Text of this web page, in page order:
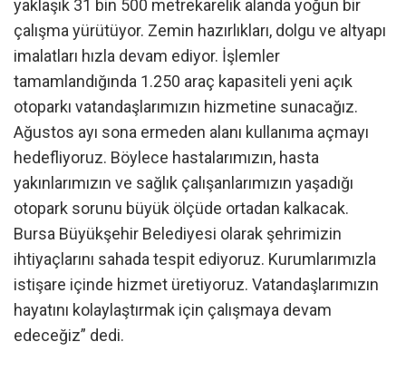
yaklaşık 31 bin 500 metrekarelik alanda yoğun bir
çalışma yürütüyor. Zemin hazırlıkları, dolgu ve altyapı
imalatları hızla devam ediyor. İşlemler
tamamlandığında 1.250 araç kapasiteli yeni açık
otoparkı vatandaşlarımızın hizmetine sunacağız.
Ağustos ayı sona ermeden alanı kullanıma açmayı
hedefliyoruz. Böylece hastalarımızın, hasta
yakınlarımızın ve sağlık çalışanlarımızın yaşadığı
otopark sorunu büyük ölçüde ortadan kalkacak.
Bursa Büyükşehir Belediyesi olarak şehrimizin
ihtiyaçlarını sahada tespit ediyoruz. Kurumlarımızla
istişare içinde hizmet üretiyoruz. Vatandaşlarımızın
hayatını kolaylaştırmak için çalışmaya devam
edeceğiz” dedi.